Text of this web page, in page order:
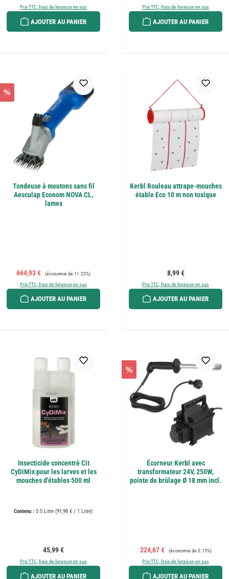
Prix TTC, frais de livraison en sus
AJOUTER AU PANIER
Prix TTC, frais de livraison en sus
AJOUTER AU PANIER
%
Tondeuse à moutons sans fil
Aesculap Econom NOVA CL,
lames
Prix de vente :
664,93 € Prix régulier :
(économie de 11.22%)
Prix TTC, frais de livraison en sus
AJOUTER AU PANIER
Kerbl Rouleau attrape-mouches
étable Eco 10 m non toxique
Prix régulier :
8,99 €
Prix TTC, frais de livraison en sus
AJOUTER AU PANIER
Insecticide concentré Cit
CyDiMix pour les larves et les
mouches d'étables 500 ml
Contenu : 0.5 Litre (91,98 € / 1 Litre)
Prix régulier :
45,99 €
Prix TTC, frais de livraison en sus
AJOUTER AU PANIER
%
Écorneur Kerbl avec
transformateur 24V, 250W,
pointe de brûlage Ø 18 mm incl.
Prix de vente :
224,67 € Prix régulier :
(économie de 0.15%)
Prix TTC, frais de livraison en sus
AJOUTER AU PANIER